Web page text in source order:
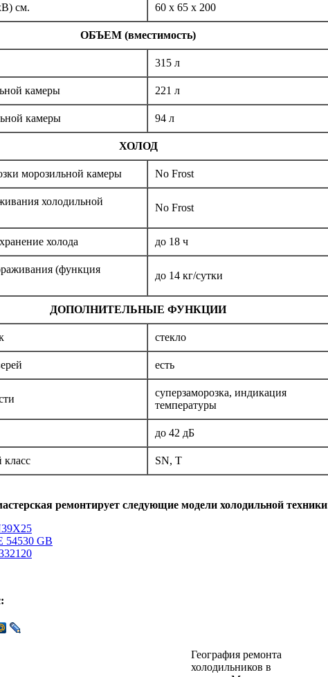
см. 60 x 65 x 200
ОБЪЕМ (вместимость)
315 л
камеры 221 л
камеры 94 л
ХОЛОД
морозильной камеры No Frost
холодильной
No Frost
холода до 18 ч
(функция
до 14 кг/cутки
ДОПОЛНИТЕЛЬНЫЕ ФУНКЦИИ
стекло
есть
суперзаморозка, индикация
температуры
до 42 дБ
класс SN, T
ремонтирует следующие модели холодильной
54530 GB
География ремонта
холодильников в